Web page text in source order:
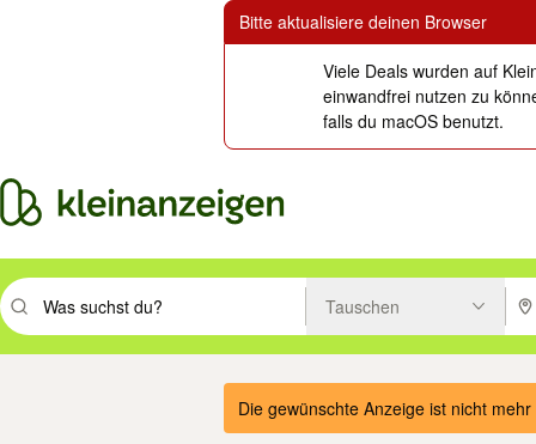
Bitte aktualisiere deinen Browser
Viele Deals wurden auf
einwandfrei nutzen zu
falls du macOS benutzt.
Suchbegriff eingeben. Eingabetaste drücken um zu suchen, oder
Tauschen
Die gewünschte Anzeige ist nicht